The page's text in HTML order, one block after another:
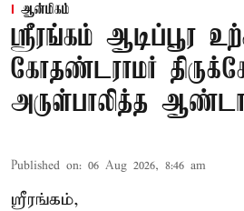
ஆன்மிகம்
ஸ்ரீரங்கம் ஆடிப்பூர
கோதண்டராமர்
அருள்பாலித்த
Published on: 06 Aug 2026, 8:46 am
ஸ்ரீரங்கம்,